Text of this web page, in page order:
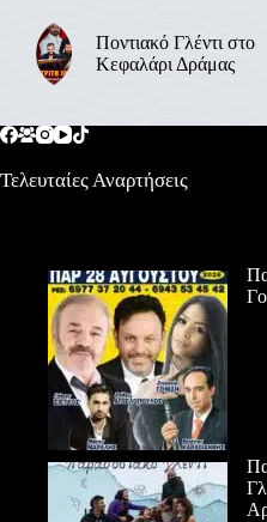
Ποντιακό Γλέντι στο
Κεφαλάρι Δράμας
Τελευταίες Αναρτήσεις